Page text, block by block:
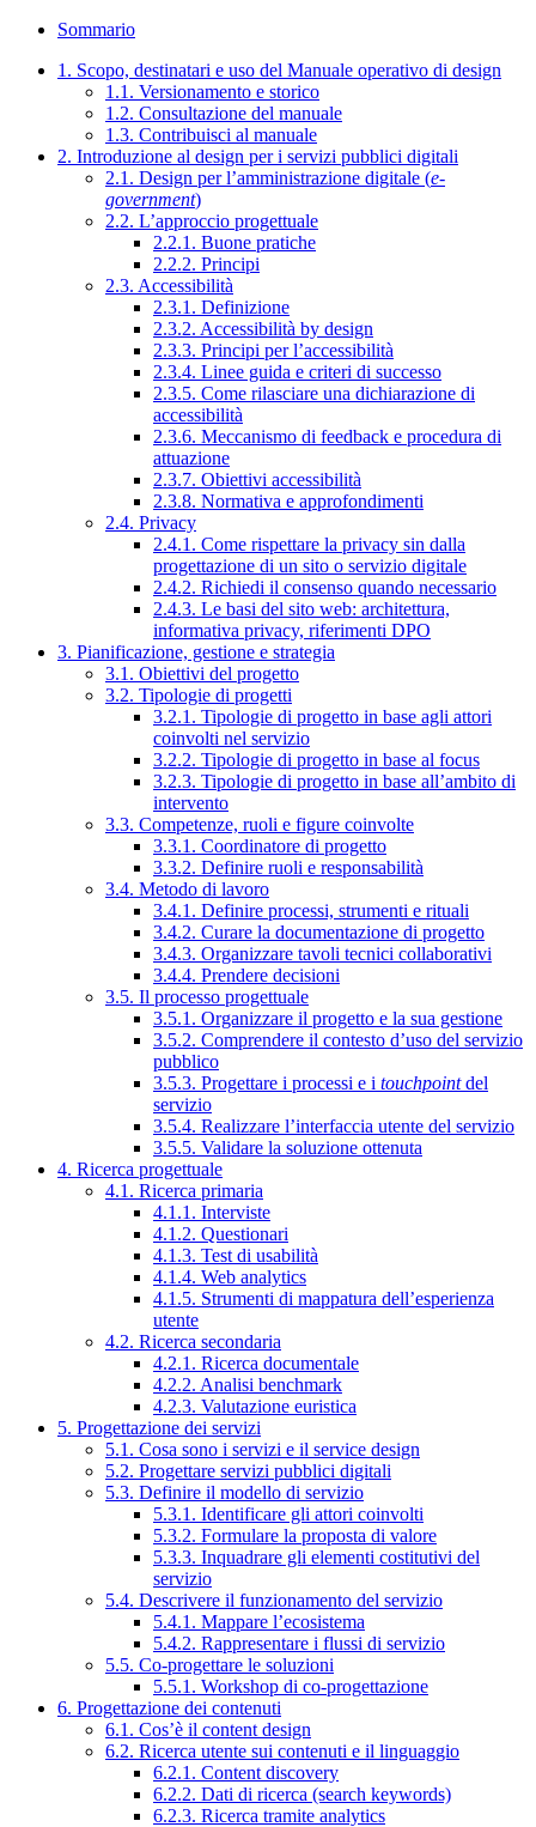
Sommario
1. Scopo, destinatari e uso del Manuale operativo di design
1.1. Versionamento e storico
1.2. Consultazione del manuale
1.3. Contribuisci al manuale
2. Introduzione al design per i servizi pubblici digitali
2.1. Design per l’amministrazione digitale (e-
government)
2.2. L’approccio progettuale
2.2.1. Buone pratiche
2.2.2. Principi
2.3. Accessibilità
2.3.1. Definizione
2.3.2. Accessibilità by design
2.3.3. Principi per l’accessibilità
2.3.4. Linee guida e criteri di successo
2.3.5. Come rilasciare una dichiarazione di
accessibilità
2.3.6. Meccanismo di feedback e procedura di
attuazione
2.3.7. Obiettivi accessibilità
2.3.8. Normativa e approfondimenti
2.4. Privacy
2.4.1. Come rispettare la privacy sin dalla
progettazione di un sito o servizio digitale
2.4.2. Richiedi il consenso quando necessario
2.4.3. Le basi del sito web: architettura,
informativa privacy, riferimenti DPO
3. Pianificazione, gestione e strategia
3.1. Obiettivi del progetto
3.2. Tipologie di progetti
3.2.1. Tipologie di progetto in base agli attori
coinvolti nel servizio
3.2.2. Tipologie di progetto in base al focus
3.2.3. Tipologie di progetto in base all’ambito di
intervento
3.3. Competenze, ruoli e figure coinvolte
3.3.1. Coordinatore di progetto
3.3.2. Definire ruoli e responsabilità
3.4. Metodo di lavoro
3.4.1. Definire processi, strumenti e rituali
3.4.2. Curare la documentazione di progetto
3.4.3. Organizzare tavoli tecnici collaborativi
3.4.4. Prendere decisioni
3.5. Il processo progettuale
3.5.1. Organizzare il progetto e la sua gestione
3.5.2. Comprendere il contesto d’uso del servizio
pubblico
3.5.3. Progettare i processi e i touchpointdel
servizio
3.5.4. Realizzare l’interfaccia utente del servizio
3.5.5. Validare la soluzione ottenuta
4. Ricerca progettuale
4.1. Ricerca primaria
4.1.1. Interviste
4.1.2. Questionari
4.1.3. Test di usabilità
4.1.4. Web analytics
4.1.5. Strumenti di mappatura dell’esperienza
utente
4.2. Ricerca secondaria
4.2.1. Ricerca documentale
4.2.2. Analisi benchmark
4.2.3. Valutazione euristica
5. Progettazione dei servizi
5.1. Cosa sono i servizi e il service design
5.2. Progettare servizi pubblici digitali
5.3. Definire il modello di servizio
5.3.1. Identificare gli attori coinvolti
5.3.2. Formulare la proposta di valore
5.3.3. Inquadrare gli elementi costitutivi del
servizio
5.4. Descrivere il funzionamento del servizio
5.4.1. Mappare l’ecosistema
5.4.2. Rappresentare i flussi di servizio
5.5. Co-progettare le soluzioni
5.5.1. Workshop di co-progettazione
6. Progettazione dei contenuti
6.1. Cos’è il content design
6.2. Ricerca utente sui contenuti e il linguaggio
6.2.1. Content discovery
6.2.2. Dati di ricerca (search keywords)
6.2.3. Ricerca tramite analytics